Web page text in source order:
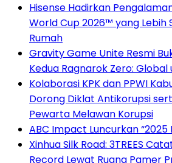
Hisense Hadirkan
World Cup 2026™ yang Lebih
Rumah
Gravity Game Unite Resmi
Kedua Ragnarok Zero: Global
Kolaborasi KPK dan PPWI
Dorong Diklat Antikorupsi
Pewarta Melawan Korupsi
ABC Impact Luncurkan
Xinhua Silk Road: 3TREES
Record Lewat Ruang Pamer